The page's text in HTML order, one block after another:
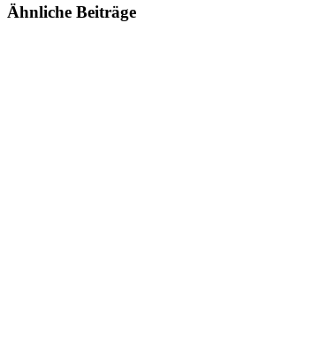
Facebook
Twitter
Reddit
LinkedIn
Tumblr
Pinterest
Vk
E-
Ähnliche Beiträge